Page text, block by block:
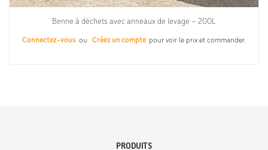
Benne à déchets avec anneaux de levage – 200L
Connectez-vous ou Créez un compte pour voir le prix et commander.
PRODUITS